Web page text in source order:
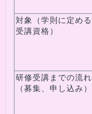
対象（学則に定める
受講資格）
研修受講までの流れ
（募集、申し込み）